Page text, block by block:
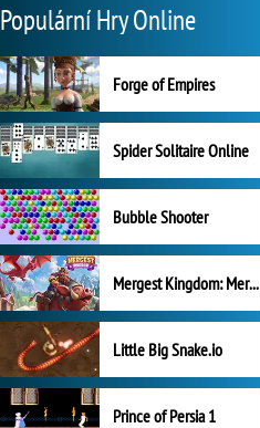
Populární Hry Online
Forge of Empires
Spider Solitaire Online
Bubble Shooter
Mergest Kingdom: Merge Puzzle
Little Big Snake.io
Prince of Persia 1